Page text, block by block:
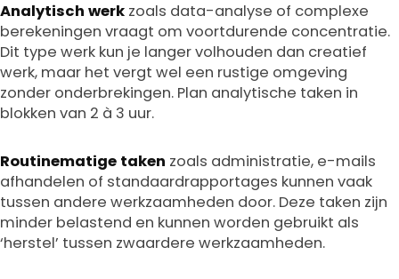
Analytisch werk zoals data-analyse of complexe
berekeningen vraagt om voortdurende concentratie.
Dit type werk kun je langer volhouden dan creatief
werk, maar het vergt wel een rustige omgeving
zonder onderbrekingen. Plan analytische taken in
blokken van 2 à 3 uur.
Routinematige taken zoals administratie, e-mails
afhandelen of standaardrapportages kunnen vaak
tussen andere werkzaamheden door. Deze taken zijn
minder belastend en kunnen worden gebruikt als
‘herstel’ tussen zwaardere werkzaamheden.